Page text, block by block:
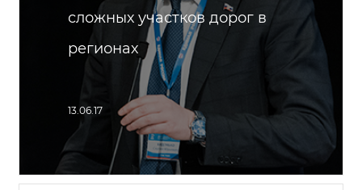
сложных участков дорог в
регионах
13.06.17